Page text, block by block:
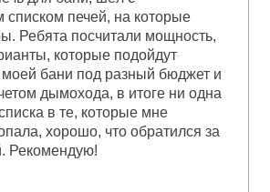
печей, на которые
Ребята посчитали мощность,
которые подойдут
моей бани под разный бюджет и
дымохода, в итоге ни одна
в те, которые мне
хорошо, что обратился за
Рекомендую!